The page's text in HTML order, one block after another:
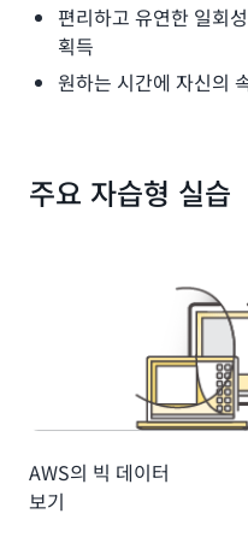
편리하고 유연한 일회
획득
원하는 시간에 자신의
주요 자습형 실습
AWS의 빅 데이터
보기